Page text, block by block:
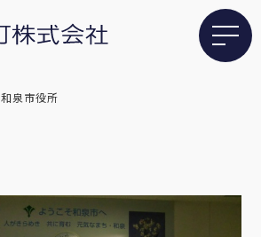
和泉市役所